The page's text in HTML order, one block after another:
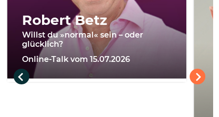
Robert Betz
Willst du »normal« sein – oder
glücklich?
Online-Talk vom 15.07.2026